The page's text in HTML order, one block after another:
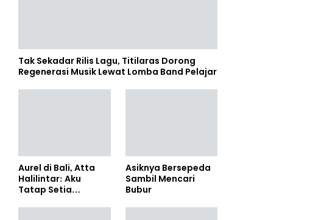
Tak Sekadar Rilis Lagu, Titilaras Dorong
Regenerasi Musik Lewat Lomba Band Pelajar
Aurel di Bali, Atta
Halilintar: Aku
Tatap Setia
Asiknya Bersepeda
Sambil Mencari
Bubur